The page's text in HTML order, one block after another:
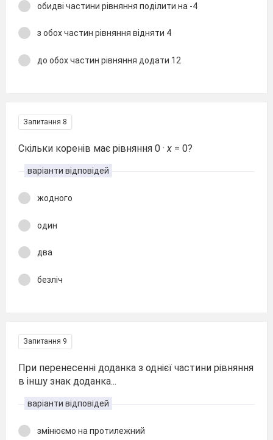
обидві частини рівняння поділити на -4
з обох частин рівняння відняти 4
до обох частин рівняння додати 12
Запитання 8
Скільки коренів має рівняння 0 ·x = 0?
варіанти відповідей
жодного
один
два
безліч
Запитання 9
При перенесенні доданка з однієї частини рівняння
в іншу знак доданка...
варіанти відповідей
змінюємо на протилежний